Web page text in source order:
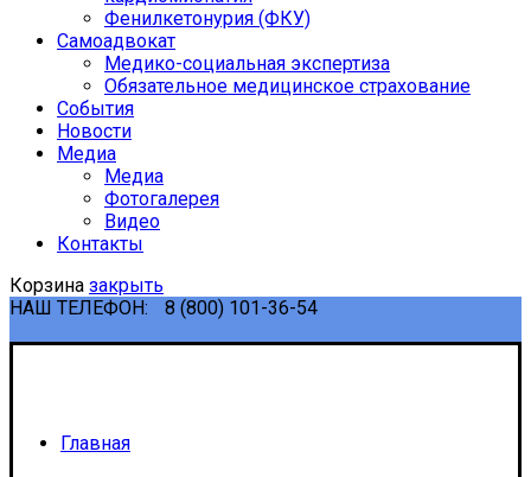
Фенилкетонурия (ФКУ)
Самоадвокат
Медико-социальная экспертиза
Обязательное медицинское страхование
События
Новости
Медиа
Медиа
Фотогалерея
Видео
Контакты
Корзина закрыть
НАШ ТЕЛЕФОН:
8 (800) 101-36-54
Главная